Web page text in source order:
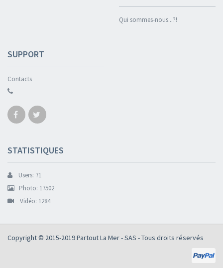
Qui sommes-nous...?!
SUPPORT
Contacts
STATISTIQUES
Users: 71
Photo: 17502
Vidéo: 1284
Copyright © 2015-2019Partout La Mer - SAS - Tous droits réservés